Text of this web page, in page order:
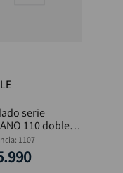
serie
110 doble
40 mm BL
: 1107
.990